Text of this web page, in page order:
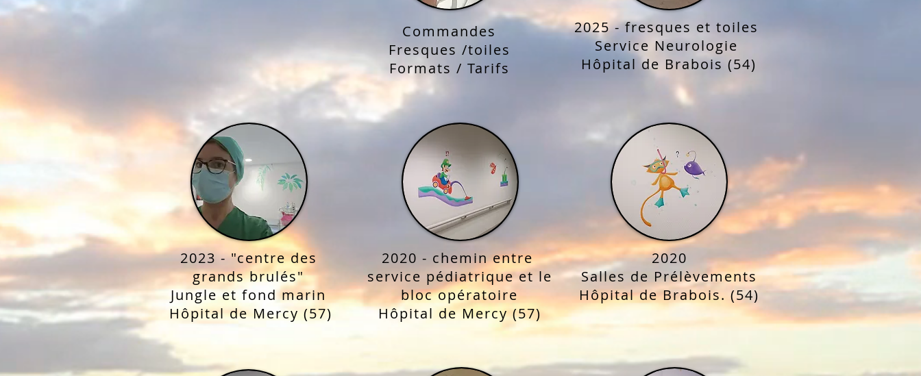
Commandes
Fresques /toiles
Formats / Tarifs
2025 - fresques et toiles
Service Neurologie
Hôpital de Brabois (54)
2023 - "centre des
grands brulés"
Jungle et fond marin
Hôpital de Mercy (57)
2020 - chemin entre
service pédiatrique et le
bloc opératoire
Hôpital de Mercy (57)
2020
Salles de Prélèvements
Hôpital de Brabois. (54)